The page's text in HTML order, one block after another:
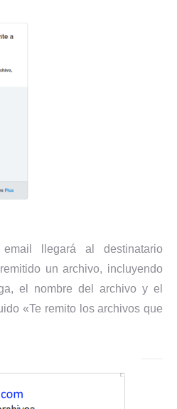
llegará al destinatario
un archivo, incluyendo
el nombre del archivo y el
«Te remito los archivos que